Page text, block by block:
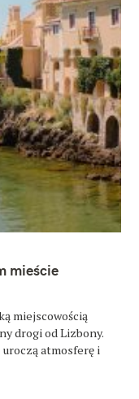
mieście
miejscowością
drogi od Lizbony.
atmosferę i